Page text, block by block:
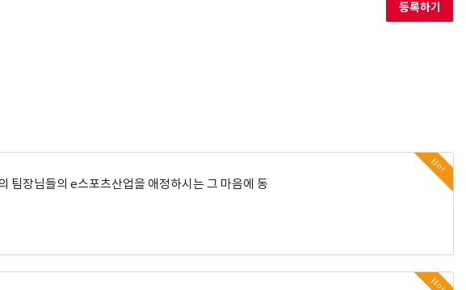
등록하기
Hot
팀장님들의 e스포츠산업을 애정하시는 그 마음에 동
Hot